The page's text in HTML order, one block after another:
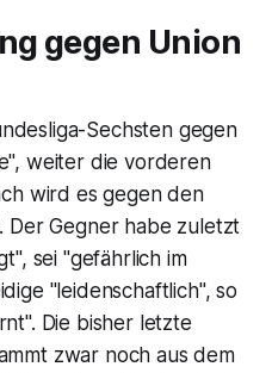
gegen Union
Sechsten gegen
weiter die vorderen
wird es gegen den
Der Gegner habe zuletzt
sei "gefährlich im
"leidenschaftlich", so
Die bisher letzte
zwar noch aus dem